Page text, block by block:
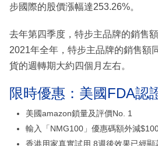
步國際的股價漲幅達253.26%。
去年第四季度，特步主品牌的銷售
2021年全年，特步主品牌的銷售額
貨的週轉期大約四個月左右。
限時優惠：美國FDA認
美國amazon鎖量及評價No. 1
輸入「NMG100」優惠碼額外減
香港用家真實試用 8週後效果已經顯